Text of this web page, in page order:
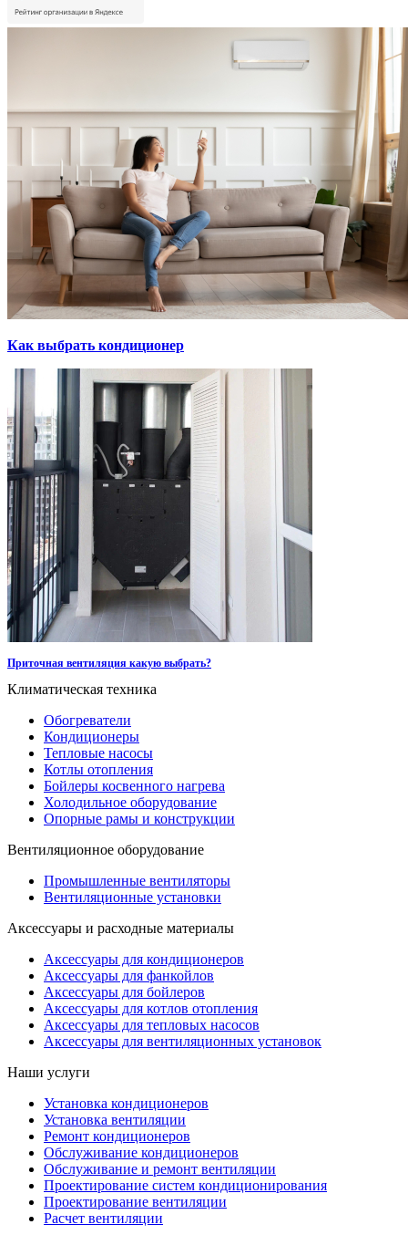
Как выбрать кондиционер
Приточная вентиляция какую выбрать?
Климатическая техника
Обогреватели
Кондиционеры
Тепловые насосы
Котлы отопления
Бойлеры косвенного нагрева
Холодильное оборудование
Опорные рамы и конструкции
Вентиляционное оборудование
Промышленные вентиляторы
Вентиляционные установки
Аксессуары и расходные материалы
Аксессуары для кондиционеров
Аксессуары для фанкойлов
Аксессуары для бойлеров
Аксессуары для котлов отопления
Аксессуары для тепловых насосов
Аксессуары для вентиляционных установок
Наши услуги
Установка кондиционеров
Установка вентиляции
Ремонт кондиционеров
Обслуживание кондиционеров
Обслуживание и ремонт вентиляции
Проектирование систем кондиционирования
Проектирование вентиляции
Расчет вентиляции